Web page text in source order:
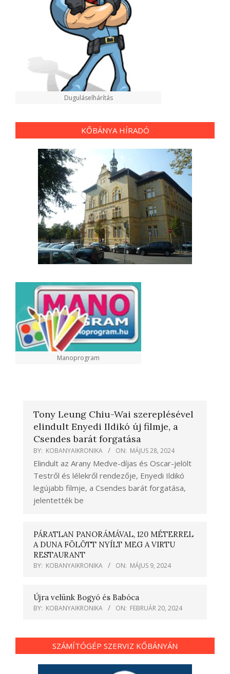
Duguláselhárítás
KŐBÁNYA HÍRADÓ
Manoprogram
Tony Leung Chiu-Wai szereplésével
elindult Enyedi Ildikó új filmje, a
Csendes barát forgatása
BY: KOBANYAIKRONIKA ON: MÁJUS 28, 2024
Elindult az Arany Medve-díjas és Oscar-jelölt
Testről és lélekről rendezője, Enyedi Ildikó
legújabb filmje, a Csendes barát forgatása,
jelentették be
PÁRATLAN PANORÁMÁVAL, 120 MÉTERREL
A DUNA FÖLÖTT NYÍLT MEG A VIRTU
RESTAURANT
BY: KOBANYAIKRONIKA ON: MÁJUS 9, 2024
Újra velünk Bogyó és Babóca
BY: KOBANYAIKRONIKA ON: FEBRUÁR 20, 2024
SZÁMÍTÓGÉP SZERVIZ KŐBÁNYÁN